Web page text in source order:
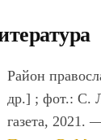
Район
др.] ; фот.: С.
газета, 2021.